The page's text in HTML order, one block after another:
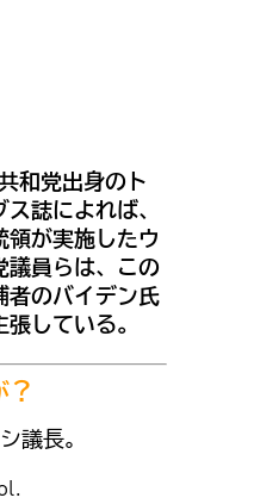
和党出身のト
誌によれば、
が実施したウ
議員らは、この
者のバイデン氏
している。
議長。